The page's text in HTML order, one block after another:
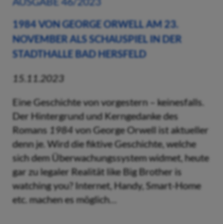
1984 VON GEORGE ORWELL AM 23.
NOVEMBER ALS SCHAUSPIEL IN DER
STADTHALLE BAD HERSFELD
15.11.2023
Eine Geschichte von vorgestern – keinesfalls.
Der Hintergrund und Kerngedanke des
Romans 1984 von George Orwell ist aktueller
denn je. Wird die fiktive Geschichte, welche
sich dem Überwachungssystem widmet, heute
gar zu legaler Realität like Big Brother is
watching you? Internet, Handy, Smart-Home
etc. machen es möglich…